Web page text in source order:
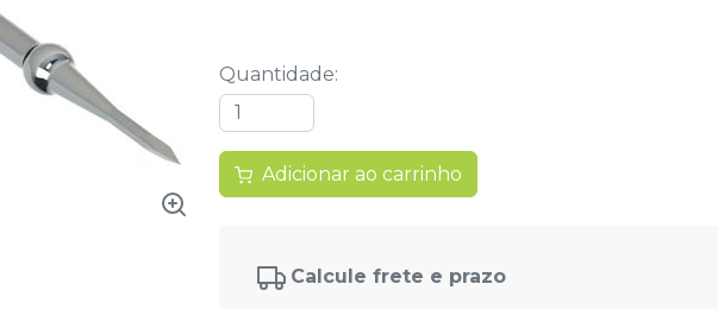
Quantidade:
Adicionar ao carrinho
Calcule frete e prazo